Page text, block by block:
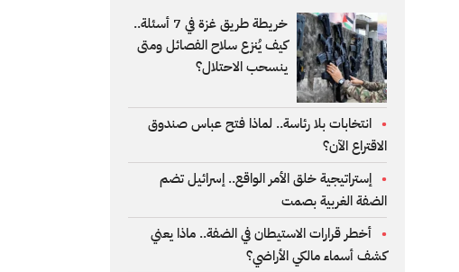
خريطة طريق غزة في 7 أسئلة..
كيف يُنزع سلاح الفصائل ومتى
ينسحب الاحتلال؟
انتخابات بلا رئاسة.. لماذا فتح عباس صندوق
الاقتراع الآن؟
إستراتيجية خلق الأمر الواقع.. إسرائيل تضم
الضفة الغربية بصمت
أخطر قرارات الاستيطان في الضفة.. ماذا يعني
كشف أسماء مالكي الأراضي؟